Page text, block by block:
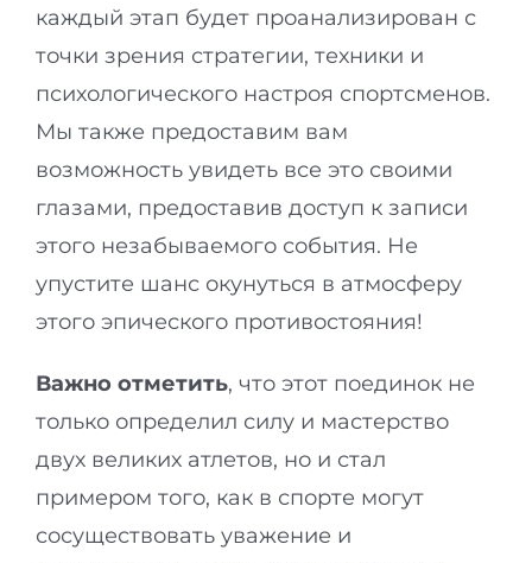
каждый этап будет проанализирован с
точки зрения стратегии, техники и
психологического настроя спортсменов.
Мы также предоставим вам
возможность увидеть все это своими
глазами, предоставив доступ к записи
этого незабываемого события. Не
упустите шанс окунуться в атмосферу
этого эпического противостояния!
Важно отметить, что этот поединок не
только определил силу и мастерство
двух великих атлетов, но и стал
примером того, как в спорте могут
сосуществовать уважение и